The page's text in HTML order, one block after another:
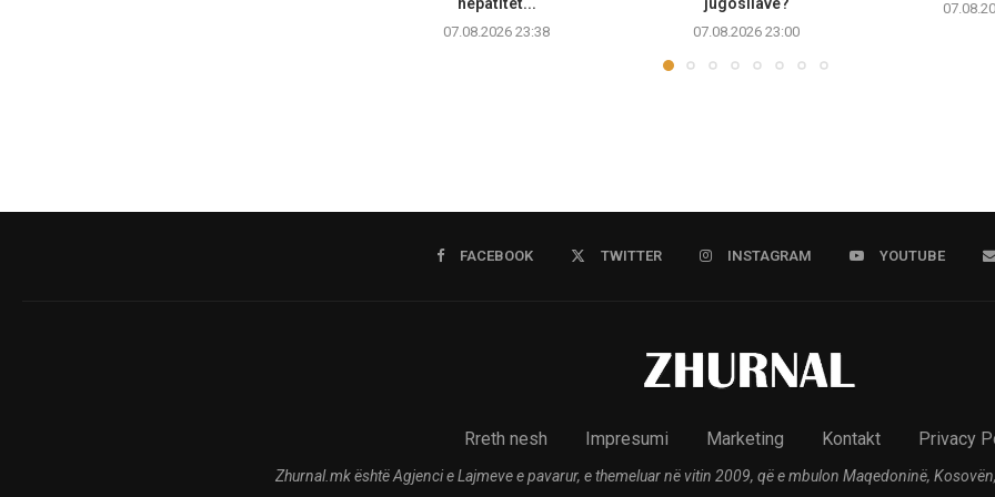
hepatitet...
07.08.2026 23:38
jugosllave?
07.08.2026 23:00
FACEBOOK TWITTER INSTAGRAM YOUTUBE
Rreth nesh Impresumi Marketing Kontakt Privacy
Zhurnal.mk është Agjenci e Lajmeve e pavarur, e themeluar në vitin 2009, që e mbulon Maqedoninë,